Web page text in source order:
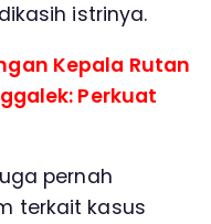
istrinya.
Kepala Rutan
Perkuat
pernah
terkait kasus